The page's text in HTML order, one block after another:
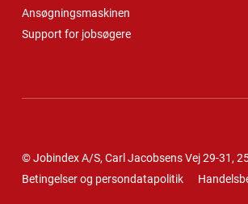
Ansøgningsmaskinen
Support for jobsøgere
© Jobindex A/S, Carl Jacobsens Vej 29-31,
Betingelser og persondatapolitik